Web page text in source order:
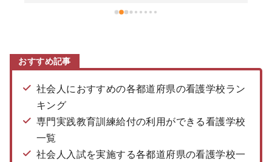
おすすめ記事
社会人におすすめの各都道府県の看護学校ラン
キング
専門実践教育訓練給付の利用ができる看護学校
一覧
社会人入試を実施する各都道府県の看護学校一